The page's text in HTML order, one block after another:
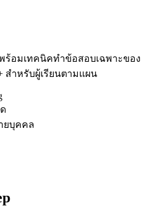
ร้อมเทคนิคทำข้อสอบเฉพาะของ
สำหรับผู้เรียนตามแผน
ยบุคคล